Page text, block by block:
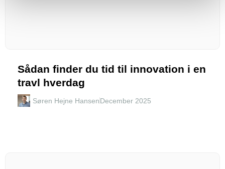
Sådan finder du tid til innovation i en
travl hverdag
Søren Hejne HansenDecember 2025